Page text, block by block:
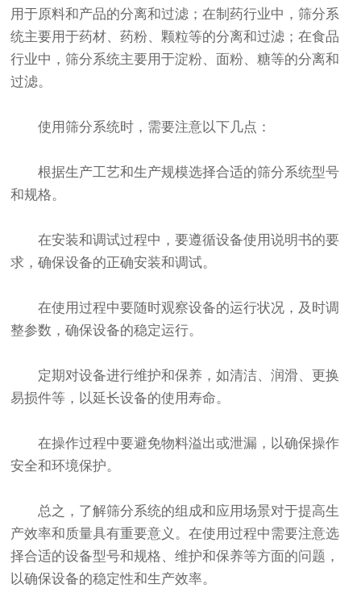
用于原料和产品的分离和过滤；在制药行业中，筛分系
统主要用于药材、药粉、颗粒等的分离和过滤；在食品
行业中，筛分系统主要用于淀粉、面粉、糖等的分离和
过滤。
使用筛分系统时，需要注意以下几点：
根据生产工艺和生产规模选择合适的筛分系统型号
和规格。
在安装和调试过程中，要遵循设备使用说明书的要
求，确保设备的正确安装和调试。
在使用过程中要随时观察设备的运行状况，及时调
整参数，确保设备的稳定运行。
定期对设备进行维护和保养，如清洁、润滑、更换
易损件等，以延长设备的使用寿命。
在操作过程中要避免物料溢出或泄漏，以确保操作
安全和环境保护。
总之，了解筛分系统的组成和应用场景对于提高生
产效率和质量具有重要意义。在使用过程中需要注意选
择合适的设备型号和规格、维护和保养等方面的问题，
以确保设备的稳定性和生产效率。